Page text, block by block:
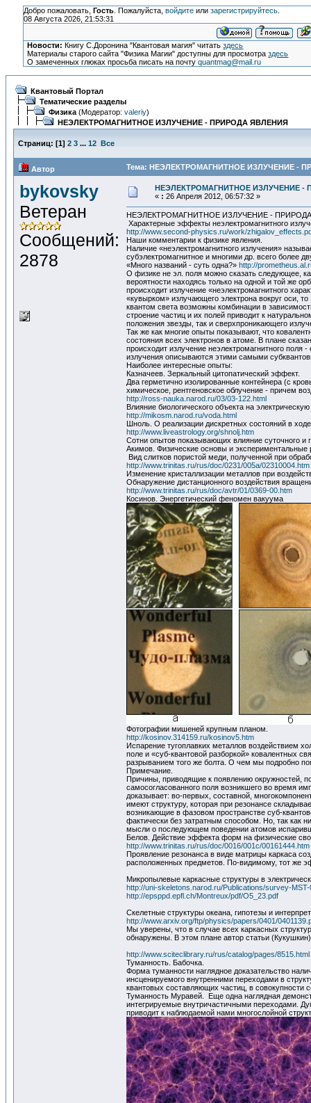
Добро пожаловать, Гость. Пожалуйста, войдитеили зарегистрируйтесь.
08 Августа 2026, 21:53:31
Новости: Книгу С.Доронина "Квантовая магия" читатьздесь
Материалы старого сайта "Физика Магии" доступны для просмотраздесь
О замеченных глюках просьба писать на почтуquantmag@mail.ru
Квантовый Портал
Тематические разделы
Физика (Модератор: valeriy)
НЕЭЛЕКТРОМАГНИТНОЕ ИЗЛУЧЕНИЕ - ПРИРОДА ЯВЛЕНИЯ
Страниц: [1] 2 3 ... 12 Все
Автор Тема: НЕЭЛЕКТРОМАГНИТНОЕ ИЗЛУЧЕНИЕ -
bykovsky
Ветеран
Сообщений:
2878
НЕЭЛЕКТРОМАГНИТНОЕ ИЗЛУЧЕНИЕ -
« : 26 Апреля 2012, 06:57:32 »
НЕЭЛЕКТРОМАГНИТНОЕ ИЗЛУЧЕНИЕ -
Характерные эффекты неэлектромагнитного
http://www.second-physics.ru/work/
Наши комментарии к физике явления.
Наличие «неэлектромагнитного излучения»
субэлектромагнитное и многими др. всего более
«Много названий - суть одна?» http://
О физике не эл. поля можно сказать следующее,
вероятности находясь только на одной и той же
происходит излучение «неэлектромагнитного
«кувырком» излучающего электрона вокруг оси,
квантом света возможны комбинации в
строение частиц и их полей приводит к
положения звезды, так и сверхпроникающего
Так же как многие опыты показывают, что
состояния всех электронов в атоме. В плане
происходит излучение неэлектромагнитного
излучения описываются этими самыми
Наиболее интересные опыты:
Казначеев. Зеркальный цитопатический эффект.
Два герметично изолированные контейнера (с
химическое, рентгеновское облучение - причем
http://ross-nauka.narod.ru/03/03-122.html
Влияние биологического объекта на
http://mikosm.narod.ru/voda.html
Шноль. О реализации дискретных состояний в
http://www.liveastrology.org/shnolj.htm
Сотни опытов показывающих влияние суточного и
Акимов. Физические основы и экспериментальные
Вид слитков пористой меди, полученной при
http://www.trinitas.ru/rus/doc/0231/005a/02310004.htm
Изменение кристаллизации металлов при
Обнаружение дистанционного воздействия
http://www.trinitas.ru/rus/doc/avtr/01/0369-00.htm
Косинов. Энергетический феномен вакуума
Фотографии мишеней крупным планом.
http://kosinov.314159.ru/kosinov5.htm
Испарение тугоплавких металлов воздействием
поле и «суб-квантовой разборкой» ковалентных
разрыванием того же болта. О чем мы подробно
Примечание.
Причины, приводящие к появлению окружностей,
самосогласованного поля возникшего во время
доказывает: во-первых, составной,
имеют структуру, которая при резонансе
возникающие в фазовом пространстве суб-
фактически без затратным способом. Но, так как
мысли о последующем поведении атомов
Белов. Действие эффекта форм на физические
http://www.trinitas.ru/rus/doc/0016/001c/00161444.htm
Проявление резонанса в виде матрицы каркаса
расположенных предметов. По-видимому, тот же
Микропылевые каркасные структуры в
http://uni-skeletons.narod.ru/Publications/survey-MST-
http://epsppd.epfl.ch/Montreux/pdf/O5_23.pdf
Скелетные структуры океана, гипотезы и
http://www.arxiv.org/ftp/physics/papers/0401/
Мы уверены, что в случае всех каркасных
обнаружены. В этом плане автор статьи
http://www.sciteclibrary.ru/rus/catalog/pages/8515.html
Туманность. Бабочка.
Форма туманности наглядное доказательство
инсценируемого внутренними переходами в
квантовых составляющих частиц, в
Туманность Муравей. Еще одна наглядная
интегрируемые внутричастичными переходами.
приводит к наблюдаемой нами многослойной